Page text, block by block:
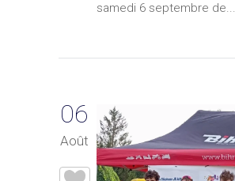
samedi 6 septembre de...
06
Août